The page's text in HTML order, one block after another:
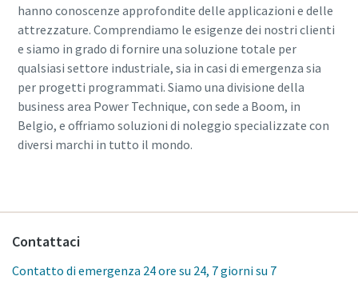
hanno conoscenze approfondite delle applicazioni e delle
attrezzature. Comprendiamo le esigenze dei nostri clienti
e siamo in grado di fornire una soluzione totale per
qualsiasi settore industriale, sia in casi di emergenza sia
per progetti programmati. Siamo una divisione della
business area Power Technique, con sede a Boom, in
Belgio, e offriamo soluzioni di noleggio specializzate con
diversi marchi in tutto il mondo.
Contattaci
Contatto di emergenza 24 ore su 24, 7 giorni su 7